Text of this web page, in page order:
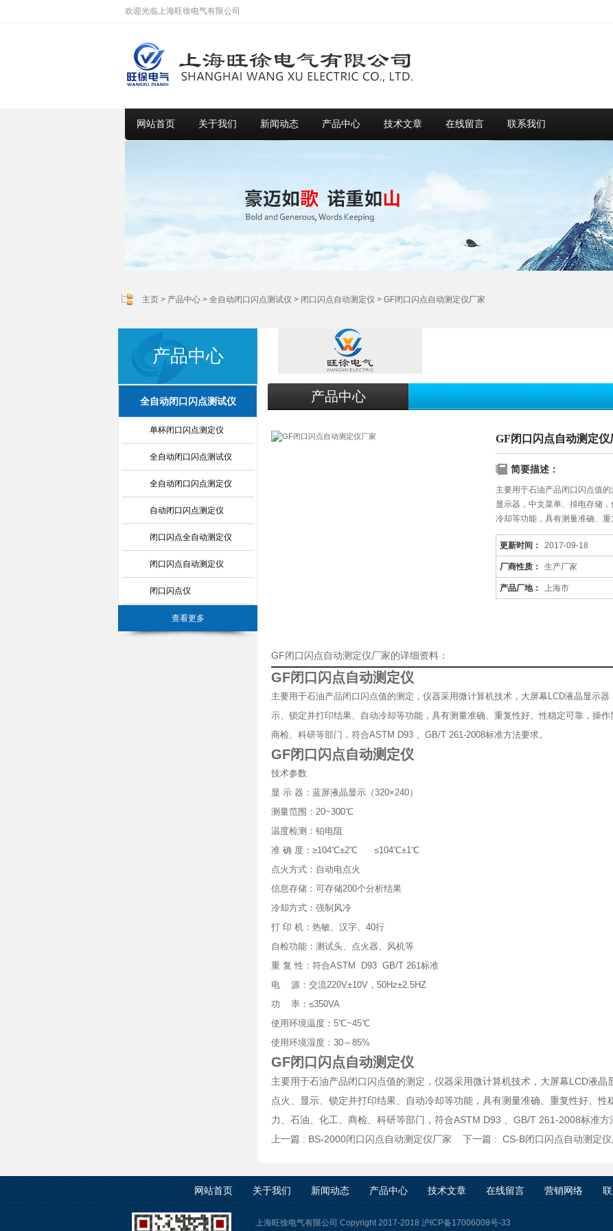
欢迎光临上海旺徐电气有限公司
网站首页 关于我们 新闻动态 产品中心 技术文章 在线留言 联系我们
主页 > 产品中心 > 全自动闭口闪点测试仪 > 闭口闪点自动测定仪 > GF闭口闪点自动测定仪厂家
产品中心
全自动闭口闪点测试仪
单杯闭口闪点测定仪
全自动闭口闪点测试仪
全自动闭口闪点测定仪
自动闭口闪点测定仪
闭口闪点全自动测定仪
闭口闪点自动测定仪
闭口闪点仪
查看更多
产品中心
GF闭口闪点自动测定仪
简要描述：
主要用于石油产品闭口闪点值
显示器，中文菜单、掉电存储
冷却等功能，具有测量准确、重
更新时间： 2017-09-18
厂商性质： 生产厂家
产品厂地： 上海市
GF闭口闪点自动测定仪厂家的详细资料：
GF闭口闪点自动测定仪
主要用于石油产品闭口闪点值的测定，仪器采用微计算机技术，大屏幕LCD液晶显示
示、锁定并打印结果、自动冷却等功能，具有测量准确、重复性好、性稳定可靠，操作
商检、科研等部门，符合ASTM D93 、GB/T 261-2008标准方法要求。
GF闭口闪点自动测定仪
技术参数
显 示 器：蓝屏液晶显示（320×240）
测量范围：20~300℃
温度检测：铂电阻
准 确 度：≥104℃±2℃ ≤104℃±1℃
点火方式：自动电点火
信息存储：可存储200个分析结果
冷却方式：强制风冷
打 印 机：热敏、汉字、40行
自检功能：测试头、点火器、风机等
重 复 性：符合ASTM D93 GB/T 261标准
电 源：交流220V±10V，50Hz±2.5HZ
功 率：≤350VA
使用环境温度：5℃~45℃
使用环境湿度：30～85%
GF闭口闪点自动测定仪
主要用于石油产品闭口闪点值的测定，仪器采用微计算机技术，大屏幕LCD液
点火、显示、锁定并打印结果、自动冷却等功能，具有测量准确、重复性好、
力、石油、化工、商检、科研等部门，符合ASTM D93 、GB/T 261-2008标准方
上一篇 : BS-2000闭口闪点自动测定仪厂家 下一篇 : CS-B闭口闪点自动测定
网站首页 关于我们 新闻动态 产品中心 技术文章 在线留言 营销网络
上海旺徐电气有限公司 Copyright 2017-2018 沪ICP备17006008号-33